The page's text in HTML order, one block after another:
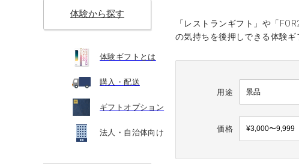
体験から探す
体験ギフトとは
購入・配送
ギフトオプション
法人・自治体向け
「レストランギフト」や「
の気持ちを後押しできる体験
用途
価格